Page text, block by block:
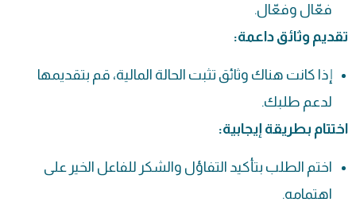
فعّال وفعّال.
تقديم وثائق داعمة:
إذا كانت هناك وثائق تثبت الحالة المالية، قم بتقديمها
لدعم طلبك.
اختتام بطريقة إيجابية:
اختم الطلب بتأكيد التفاؤل والشكر للفاعل الخير على
اهتمامه.